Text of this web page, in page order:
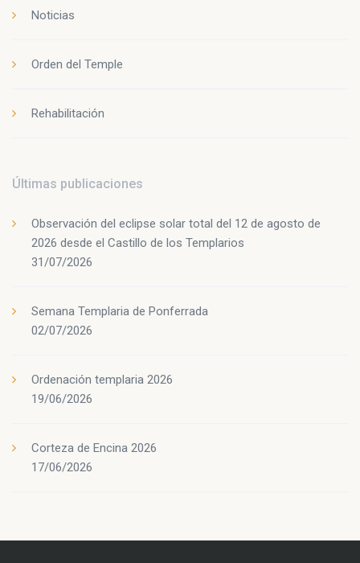
Noticias
Orden del Temple
Rehabilitación
Últimas publicaciones
Observación del eclipse solar total del 12 de agosto de
2026 desde el Castillo de los Templarios
31/07/2026
Semana Templaria de Ponferrada
02/07/2026
Ordenación templaria 2026
19/06/2026
Corteza de Encina 2026
17/06/2026